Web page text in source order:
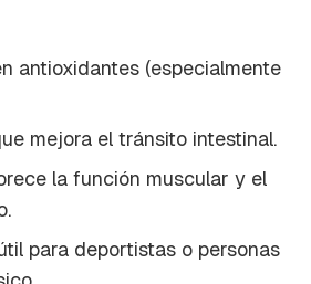
antioxidantes (especialmente
mejora el tránsito intestinal.
la función muscular y el
para deportistas o personas